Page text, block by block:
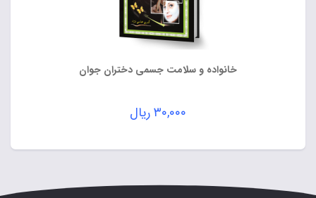
خانواده و سلامت جسمی دختران جوان
۳۰,۰۰۰ریال